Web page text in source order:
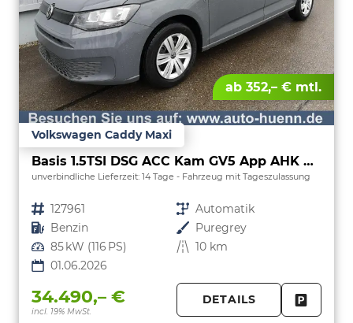
ab 352,– € mtl.
Volkswagen Caddy Maxi
Basis 1.5TSI DSG ACC Kam GV5 App AHK Reling
unverbindliche Lieferzeit: 14 Tage Fahrzeug mit Tageszulassung
Fahrzeugnr. 127961 Getriebe Automatik
Kraftstoff Benzin Außenfarbe Puregrey
Leistung 85 kW (116 PS) Kilometerstand 10 km
01.06.2026
34.490,– €
incl. 19% MwSt.
DETAILS